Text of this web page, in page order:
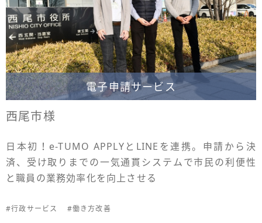
電子申請サービス
西尾市様
日本初！e-TUMO APPLYとLINEを連携。申請から決
済、受け取りまでの一気通貫システムで市民の利便性
と職員の業務効率化を向上させる
#行政サービス #働き方改善